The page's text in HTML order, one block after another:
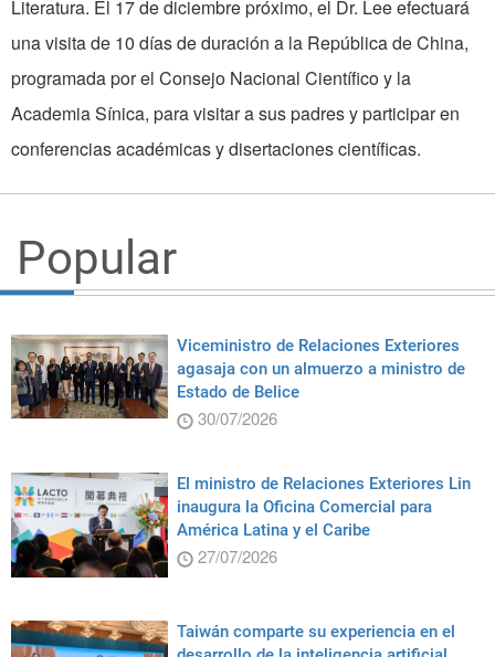
Literatura. El 17 de diciembre próximo, el Dr. Lee efectuará
una visita de 10 días de duración a la República de China,
programada por el Consejo Nacional Científico y la
Academia Sínica, para visitar a sus padres y participar en
conferencias académicas y disertaciones científicas.
Popular
Viceministro de Relaciones Exteriores
agasaja con un almuerzo a ministro de
Estado de Belice
30/07/2026
El ministro de Relaciones Exteriores Lin
inaugura la Oficina Comercial para
América Latina y el Caribe
27/07/2026
Taiwán comparte su experiencia en el